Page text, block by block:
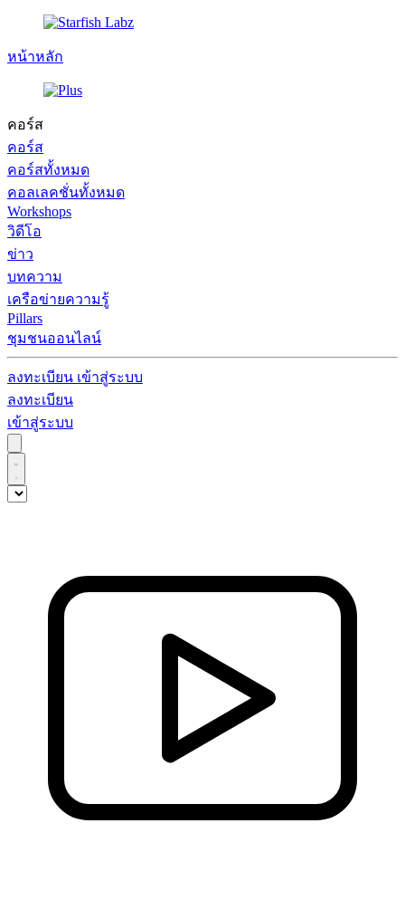
หน้าหลัก
คอร์ส
คอร์ส
คอร์สทั้งหมด
คอลเลคชั่นทั้งหมด
Workshops
วิดีโอ
ข่าว
บทความ
เครือข่ายความรู้
Pillars
ชุมชนออนไลน์
ลงทะเบียน เข้าสู่ระบบ
ลงทะเบียน
เข้าสู่ระบบ